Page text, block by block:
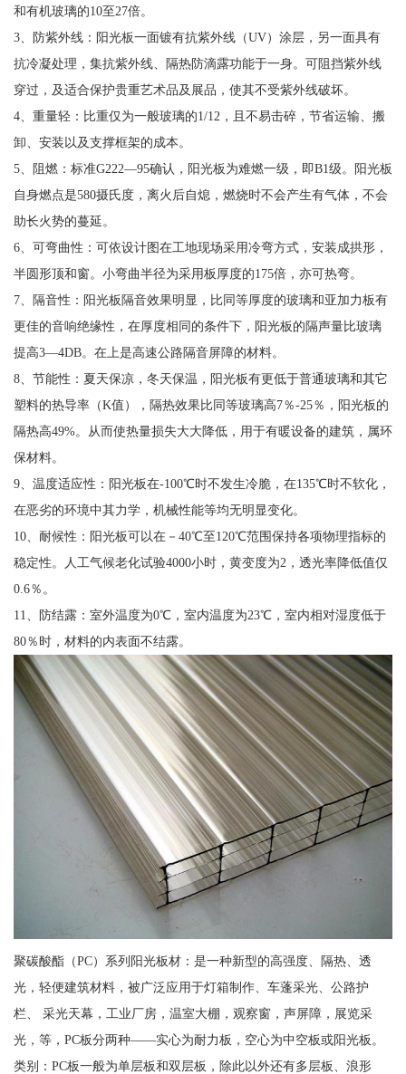
和有机玻璃的10至27倍。
3、防紫外线：阳光板一面镀有抗紫外线（UV）涂层，另一面具有
抗冷凝处理，集抗紫外线、隔热防滴露功能于一身。可阻挡紫外线
穿过，及适合保护贵重艺术品及展品，使其不受紫外线破坏。
4、重量轻：比重仅为一般玻璃的1/12，且不易击碎，节省运输、搬
卸、安装以及支撑框架的成本。
5、阻燃：标准G222—95确认，阳光板为难燃一级，即B1级。阳光板
自身燃点是580摄氏度，离火后自熄，燃烧时不会产生有气体，不会
助长火势的蔓延。
6、可弯曲性：可依设计图在工地现场采用冷弯方式，安装成拱形，
半圆形顶和窗。小弯曲半径为采用板厚度的175倍，亦可热弯。
7、隔音性：阳光板隔音效果明显，比同等厚度的玻璃和亚加力板有
更佳的音响绝缘性，在厚度相同的条件下，阳光板的隔声量比玻璃
提高3—4DB。在上是高速公路隔音屏障的材料。
8、节能性：夏天保凉，冬天保温，阳光板有更低于普通玻璃和其它
塑料的热导率（K值），隔热效果比同等玻璃高7％-25％，阳光板的
隔热高49%。从而使热量损失大大降低，用于有暖设备的建筑，属环
保材料。
9、温度适应性：阳光板在-100℃时不发生冷脆，在135℃时不软化，
在恶劣的环境中其力学，机械性能等均无明显变化。
10、耐候性：阳光板可以在－40℃至120℃范围保持各项物理指标的
稳定性。人工气候老化试验4000小时，黄变度为2，透光率降低值仅
0.6％。
11、防结露：室外温度为0℃，室内温度为23℃，室内相对湿度低于
80％时，材料的内表面不结露。
聚碳酸酯（PC）系列阳光板材：是一种新型的高强度、隔热、透
光，轻便建筑材料，被广泛应用于灯箱制作、车蓬采光、公路护
栏、 采光天幕，工业厂房，温室大棚，观察窗，声屏障，展览采
光，等，PC板分两种——实心为耐力板，空心为中空板或阳光板。
类别：PC板一般为单层板和双层板，除此以外还有多层板、浪形